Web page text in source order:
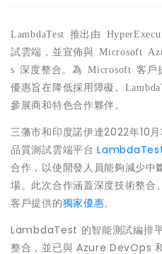
LambdaTest 推出由
試雲端，並宣佈與 Microsoft
s深度整合。為 Microsoft客 戶
優惠旨在降低採用障礙。
參展商和特色合作夥伴。
三藩市和印度諾伊達2022年10月
品質測試雲端平台
合作，以使開發人員能夠減少中
場。此次合作涵蓋深度技術整
客戶提供的獨家優惠。
LambdaTest 的智能測試編排
整合，並已與 Azure DevOps